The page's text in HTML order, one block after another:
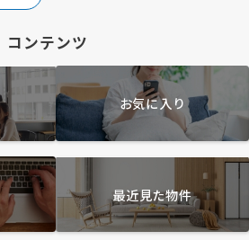
コンテンツ
お気に入り
最近見た物件